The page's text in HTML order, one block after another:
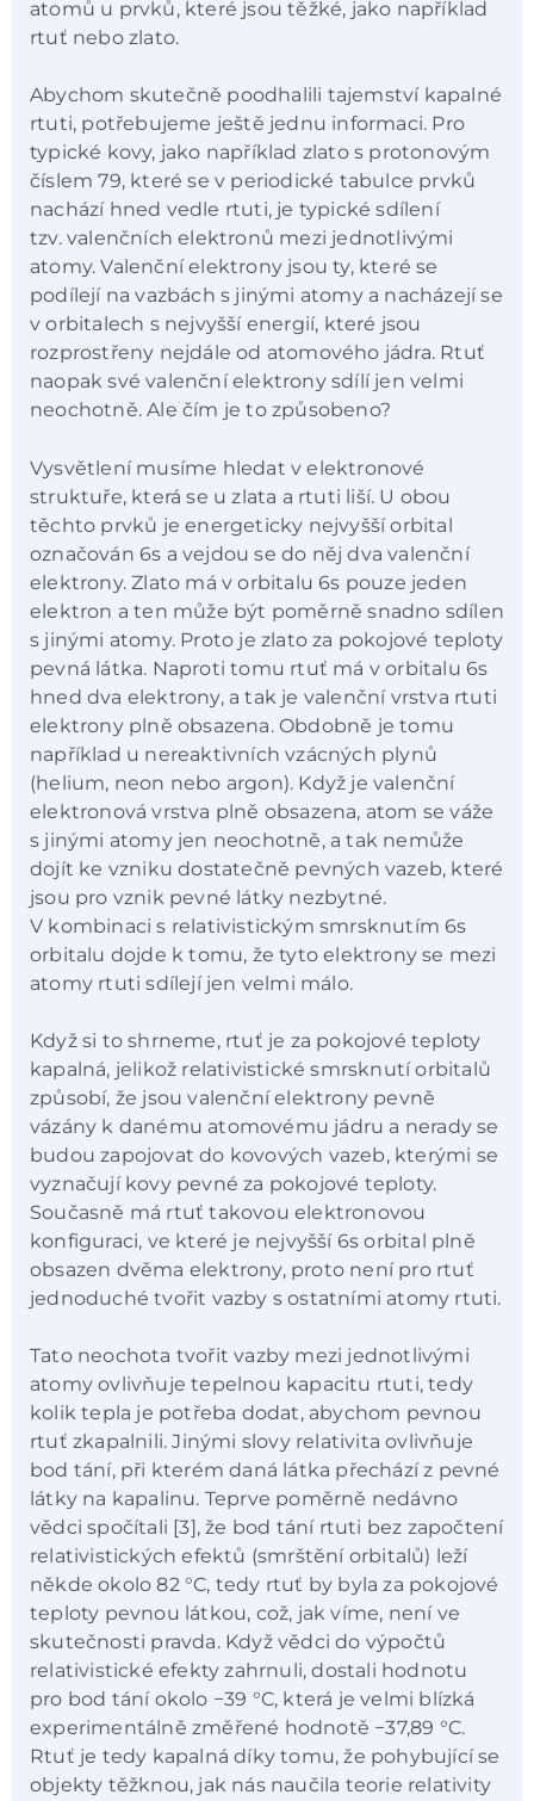
atomů u prvků, které jsou těžké, jako například
rtuť nebo zlato.
Abychom skutečně poodhalili tajemství kapalné
rtuti, potřebujeme ještě jednu informaci. Pro
typické kovy, jako například zlato s protonovým
číslem 79, které se v periodické tabulce prvků
nachází hned vedle rtuti, je typické sdílení
tzv. valenčních elektronů mezi jednotlivými
atomy. Valenční elektrony jsou ty, které se
podílejí na vazbách s jinými atomy a nacházejí se
v orbitalech s nejvyšší energií, které jsou
rozprostřeny nejdále od atomového jádra. Rtuť
naopak své valenční elektrony sdílí jen velmi
neochotně. Ale čím je to způsobeno?
Vysvětlení musíme hledat v elektronové
struktuře, která se u zlata a rtuti liší. U obou
těchto prvků je energeticky nejvyšší orbital
označován 6s a vejdou se do něj dva valenční
elektrony. Zlato má v orbitalu 6s pouze jeden
elektron a ten může být poměrně snadno sdílen
s jinými atomy. Proto je zlato za pokojové teploty
pevná látka. Naproti tomu rtuť má v orbitalu 6s
hned dva elektrony, a tak je valenční vrstva rtuti
elektrony plně obsazena. Obdobně je tomu
například u nereaktivních vzácných plynů
(helium, neon nebo argon). Když je valenční
elektronová vrstva plně obsazena, atom se váže
s jinými atomy jen neochotně, a tak nemůže
dojít ke vzniku dostatečně pevných vazeb, které
jsou pro vznik pevné látky nezbytné.
V kombinaci s relativistickým smrsknutím 6s
orbitalu dojde k tomu, že tyto elektrony se mezi
atomy rtuti sdílejí jen velmi málo.
Když si to shrneme, rtuť je za pokojové teploty
kapalná, jelikož relativistické smrsknutí orbitalů
způsobí, že jsou valenční elektrony pevně
vázány k danému atomovému jádru a nerady se
budou zapojovat do kovových vazeb, kterými se
vyznačují kovy pevné za pokojové teploty.
Současně má rtuť takovou elektronovou
konfiguraci, ve které je nejvyšší 6s orbital plně
obsazen dvěma elektrony, proto není pro rtuť
jednoduché tvořit vazby s ostatními atomy rtuti.
Tato neochota tvořit vazby mezi jednotlivými
atomy ovlivňuje tepelnou kapacitu rtuti, tedy
kolik tepla je potřeba dodat, abychom pevnou
rtuť zkapalnili. Jinými slovy relativita ovlivňuje
bod tání, při kterém daná látka přechází z pevné
látky na kapalinu. Teprve poměrně nedávno
vědci spočítali [3], že bod tání rtuti bez započtení
relativistických efektů (smrštění orbitalů) leží
někde okolo 82 °C, tedy rtuť by byla za pokojové
teploty pevnou látkou, což, jak víme, není ve
skutečnosti pravda. Když vědci do výpočtů
relativistické efekty zahrnuli, dostali hodnotu
pro bod tání okolo −39 °C, která je velmi blízká
experimentálně změřené hodnotě −37,89 °C.
Rtuť je tedy kapalná díky tomu, že pohybující se
objekty těžknou, jak nás naučila teorie relativity